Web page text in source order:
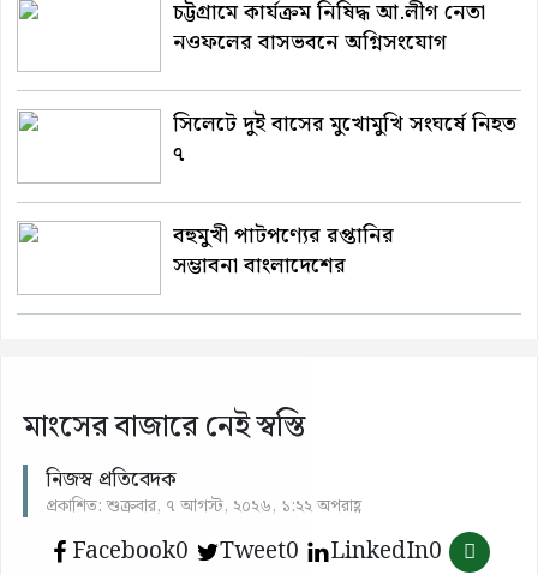
চট্টগ্রামে কার্যক্রম নিষিদ্ধ আ.লীগ নেতা
নওফলের বাসভবনে অগ্নিসংযোগ
সিলেটে দুই বাসের মুখোমুখি সংঘর্ষে নিহত
৭
বহুমুখী পাটপণ্যের রপ্তানির
সম্ভাবনা বাংলাদেশের
মাংসের বাজারে নেই স্বস্তি
নিজস্ব প্রতিবেদক
প্রকাশিত: শুক্রবার, ৭ আগস্ট, ২০২৬, ১:২২ অপরাহ্ণ
Facebook0 Tweet0 LinkedIn0